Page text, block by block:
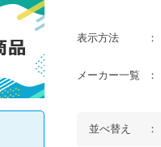
表示方法
メーカー一覧
並べ替え